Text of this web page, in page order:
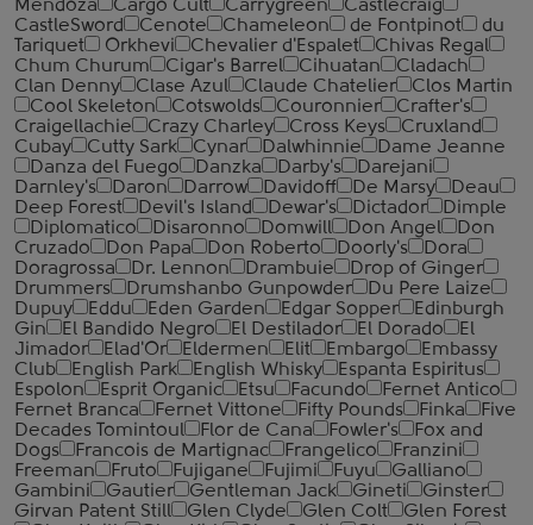
Mendoza Cargo Cult Carrygreen
Castlecraig
CastleSword
Cenote Chameleon de Fontpinot
du
Tariquet
Orkhevi Chevalier d'Espalet
Chivas Regal
Chum Churum
Cigar's Barrel Cihuatan
Cladach
Clan Denny
Clase Azul Claude Chatelier
Clos Martin
Cool Skeleton
Cotswolds Couronnier
Crafter's
Craigellachie
Crazy Charley Cross Keys
Cruxland
Cubay
Cutty Sark Cynar Dalwhinnie
Dame Jeanne
Danza del Fuego
Danzka Darby's
Darejani
Darnley's
Daron Darrow Davidoff De Marsy
Deau
Deep Forest
Devil's Island Dewar's Dictador
Dimple
Diplomatico
Disaronno Domwill Don Angel
Don
Cruzado
Don Papa Don Roberto Doorly's
Dora
Doragrossa
Dr. Lennon Drambuie
Drop of Ginger
Drummers
Drumshanbo Gunpowder
Du Pere Laize
Dupuy
Eddu Eden Garden Edgar Sopper
Edinburgh
Gin
El Bandido Negro El Destilador El Dorado
El
Jimador
Elad'Or Eldermen Elit Embargo
Embassy
Club
English Park English Whisky
Espanta Espiritus
Espolon
Esprit Organic Etsu Facundo
Fernet Antico
Fernet Branca
Fernet Vittone Fifty Pounds Finka
Five
Decades Tomintoul
Flor de Cana Fowler's
Fox and
Dogs
Francois de Martignac Frangelico
Franzini
Freeman
Fruto Fujigane Fujimi Fuyu
Galliano
Gambini
Gautier Gentleman Jack Gineti
Ginster
Girvan Patent Still
Glen Clyde Glen Colt
Glen Forest